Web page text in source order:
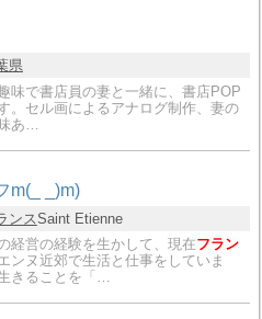
県
味で書店員の妻と一緒に、書店POP
。セル画によるアナログ制作、妻の
あ…
m(_ _)m)
ンスSaint Etienne
経営の経験を生かして、現在フラン
ンヌ近郊で生活と仕事をしていま
きることを「…